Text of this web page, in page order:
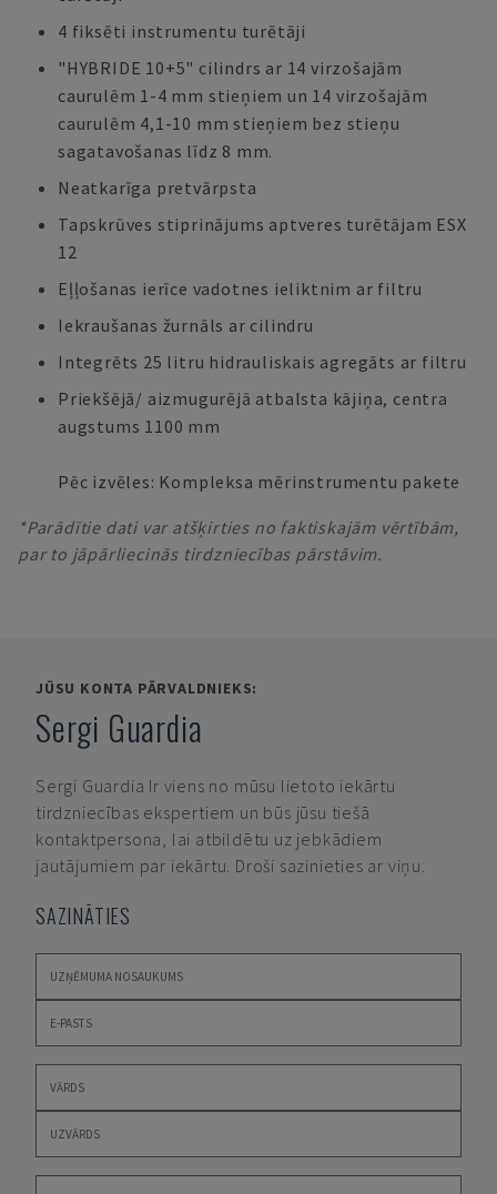
4 fiksēti instrumentu turētāji
"HYBRIDE 10+5" cilindrs ar 14 virzošajām
caurulēm 1-4 mm stieņiem un 14 virzošajām
caurulēm 4,1-10 mm stieņiem bez stieņu
sagatavošanas līdz 8 mm.
Neatkarīga pretvārpsta
Tapskrūves stiprinājums aptveres turētājam ESX
12
Eļļošanas ierīce vadotnes ieliktnim ar filtru
Iekraušanas žurnāls ar cilindru
Integrēts 25 litru hidrauliskais agregāts ar filtru
Priekšējā/ aizmugurējā atbalsta kājiņa, centra
augstums 1100 mm
Pēc izvēles: Kompleksa mērinstrumentu pakete
*Parādītie dati var atšķirties no faktiskajām vērtībām,
par to jāpārliecinās tirdzniecības pārstāvim.
JŪSU KONTA PĀRVALDNIEKS:
Sergi Guardia
Sergi Guardia Ir viens no mūsu lietoto iekārtu
tirdzniecības ekspertiem un būs jūsu tiešā
kontaktpersona, lai atbildētu uz jebkādiem
jautājumiem par iekārtu. Droši sazinieties ar viņu.
SAZINĀTIES